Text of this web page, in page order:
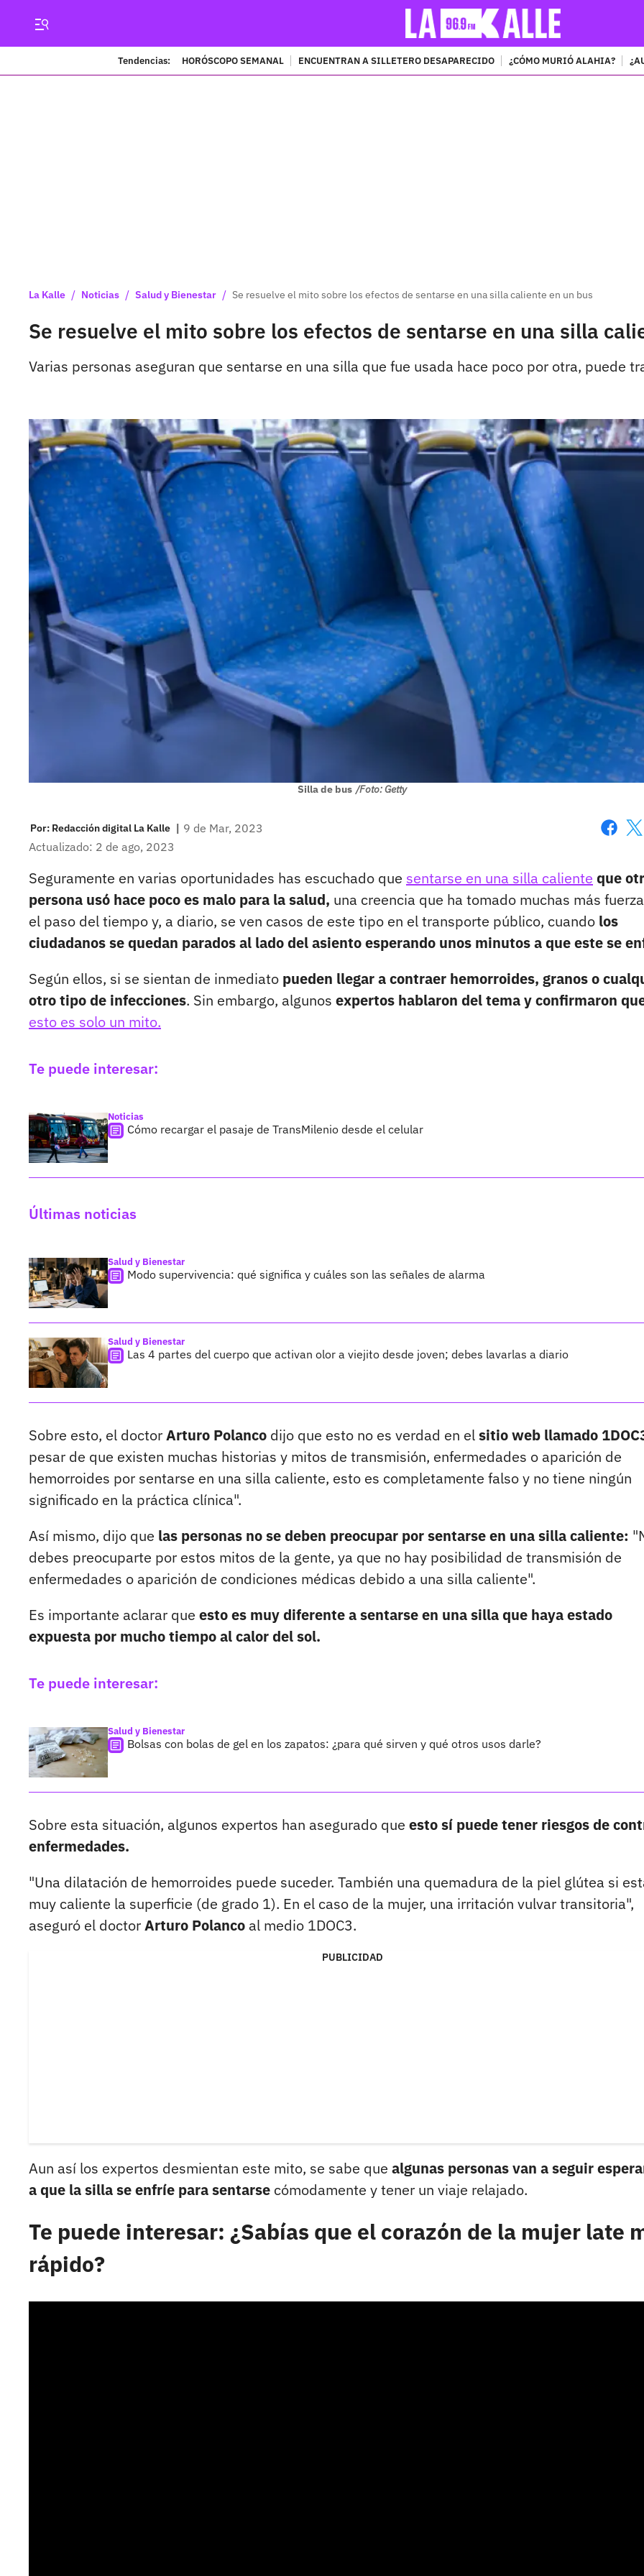
Tendencias: HORÓSCOPO SEMANAL ENCUENTRAN A SILLETERO DESAPARECIDO ¿CÓMO MURIÓ ALAHIA?
La Kalle / Noticias / Salud y Bienestar / Se resuelve el mito sobre los efectos de sentarse en una silla caliente en un bus
Se resuelve el mito sobre los efectos de sentarse en una silla
Varias personas aseguran que sentarse en una silla que fue usada hace poco por otra, puede
Silla de bus /Foto: Getty
Por: Redacción digital La Kalle | 9 de Mar, 2023
Actualizado: 2 de ago, 2023
Seguramente en varias oportunidades has escuchado que sentarse en una silla caliente que
persona usó hace poco es malo para la salud, una creencia que ha tomado muchas más
el paso del tiempo y, a diario, se ven casos de este tipo en el transporte público, cuando los
ciudadanos se quedan parados al lado del asiento esperando unos minutos a que este se
Según ellos, si se sientan de inmediato pueden llegar a contraer hemorroides, granos o
otro tipo de infecciones. Sin embargo, algunos expertos hablaron del tema y confirmaron
esto es solo un mito.
Te puede interesar:
Noticias
Cómo recargar el pasaje de TransMilenio desde el celular
Últimas noticias
Salud y Bienestar
Modo supervivencia: qué significa y cuáles son las señales de alarma
Salud y Bienestar
Las 4 partes del cuerpo que activan olor a viejito desde joven; debes lavarlas a diario
Sobre esto, el doctorArturo Polanco dijo que esto no es verdad en elsitio web llamado
pesar de que existen muchas historias y mitos de transmisión, enfermedades o aparición de
hemorroides por sentarse en una silla caliente, esto es completamente falso y no tiene ningún
significado en la práctica clínica".
Así mismo, dijo que las personas no se deben preocupar por sentarse en una silla caliente:
debes preocuparte por estos mitos de la gente, ya que no hay posibilidad de transmisión de
enfermedades o aparición de condiciones médicas debido a una silla caliente".
Es importante aclarar que esto es muy diferente a sentarse en una silla que haya estado
expuesta por mucho tiempo al calor del sol.
Te puede interesar:
Salud y Bienestar
Bolsas con bolas de gel en los zapatos: ¿para qué sirven y qué otros usos darle?
Sobre esta situación, algunos expertos han asegurado que esto sí puede tener riesgos de
enfermedades.
"Una dilatación de hemorroides puede suceder. También una quemadura de la piel glútea si
muy caliente la superficie (de grado 1). En el caso de la mujer, una irritación vulvar transitoria",
aseguró el doctorArturo Polanco al medio 1DOC3.
PUBLICIDAD
Aun así los expertos desmientan este mito, se sabe que algunas personas van a seguir
a que la silla se enfríe para sentarse cómodamente y tener un viaje relajado.
Te puede interesar: ¿Sabías que el corazón de la mujer late
rápido?